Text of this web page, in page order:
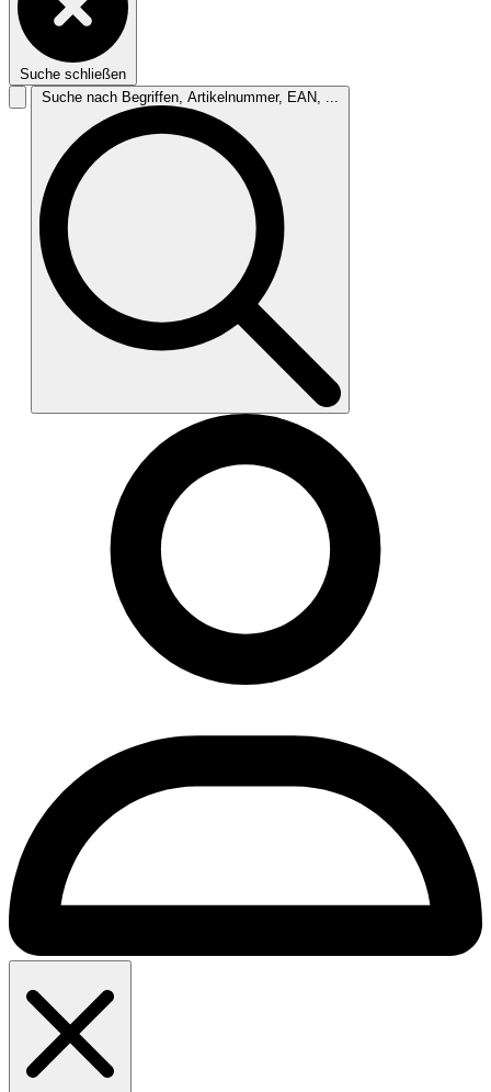
Suche schließen
Suche nach Begriffen, Artikelnummer, EAN, ...